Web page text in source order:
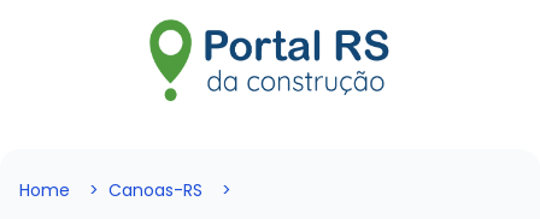
Home
Canoas-RS